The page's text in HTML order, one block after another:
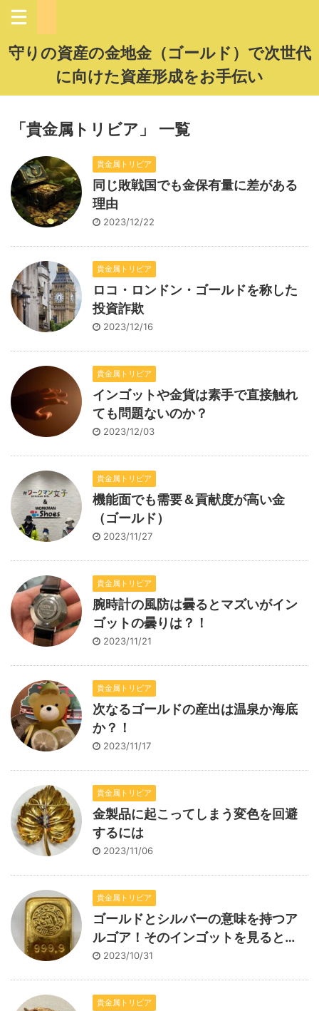
守りの資産の金地金（ゴールド）で次世代
に向けた資産形成をお手伝い
「貴金属トリビア」 一覧
貴金属トリビア
同じ敗戦国でも金保有量に差がある
理由
2023/12/22
貴金属トリビア
ロコ・ロンドン・ゴールドを称した
投資詐欺
2023/12/16
貴金属トリビア
インゴットや金貨は素手で直接触れ
ても問題ないのか？
2023/12/03
貴金属トリビア
機能面でも需要＆貢献度が高い金
（ゴールド）
2023/11/27
貴金属トリビア
腕時計の風防は曇るとマズいがイン
ゴットの曇りは？！
2023/11/21
貴金属トリビア
次なるゴールドの産出は温泉か海底
か？！
2023/11/17
貴金属トリビア
金製品に起こってしまう変色を回避
するには
2023/11/06
貴金属トリビア
ゴールドとシルバーの意味を持つア
ルゴア！そのインゴットを見ると…
2023/10/31
貴金属トリビア